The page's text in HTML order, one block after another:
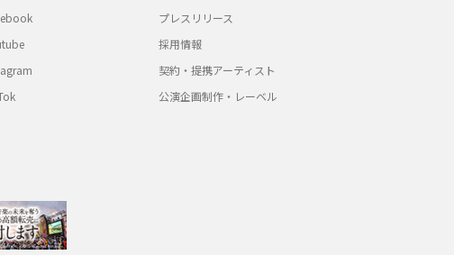
プレスリリース
採用情報
契約・提携アーティスト
公演企画制作・レーベル